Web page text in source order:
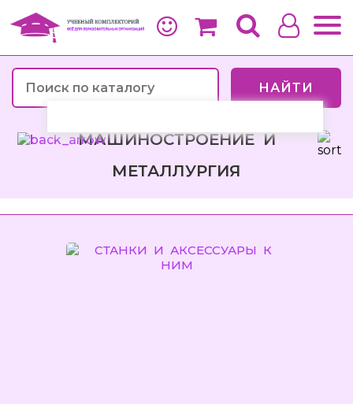
НАЙТИ
МАШИНОСТРОЕНИЕ И
МЕТАЛЛУРГИЯ